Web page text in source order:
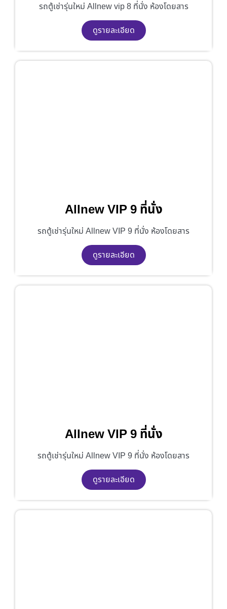
รถตู้เช่ารุ่นใหม่ Allnew vip 8 ที่นั่ง ห้องโดยสาร
ดูรายละเอียด
Allnew VIP 9 ที่นั่ง
รถตู้เช่ารุ่นใหม่ Allnew VIP 9 ที่นั่ง ห้องโดยสาร
ดูรายละเอียด
Allnew VIP 9 ที่นั่ง
รถตู้เช่ารุ่นใหม่ Allnew VIP 9 ที่นั่ง ห้องโดยสาร
ดูรายละเอียด